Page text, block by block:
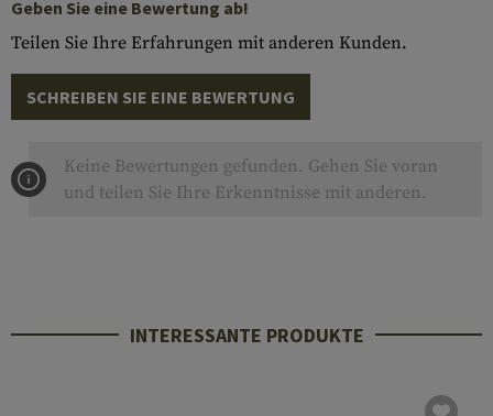
Geben Sie eine Bewertung ab!
Teilen Sie Ihre Erfahrungen mit anderen Kunden.
SCHREIBEN SIE EINE BEWERTUNG
Keine Bewertungen gefunden. Gehen Sie voran
und teilen Sie Ihre Erkenntnisse mit anderen.
INTERESSANTE PRODUKTE